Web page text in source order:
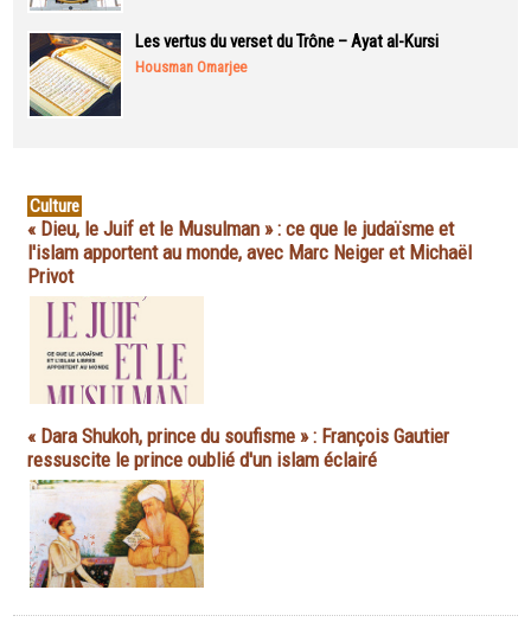
Les vertus du verset du Trône – Ayat al-Kursi
Housman Omarjee
Culture
« Dieu, le Juif et le Musulman » : ce que le judaïsme et
l'islam apportent au monde, avec Marc Neiger et Michaël
Privot
« Dara Shukoh, prince du soufisme » : François Gautier
ressuscite le prince oublié d'un islam éclairé